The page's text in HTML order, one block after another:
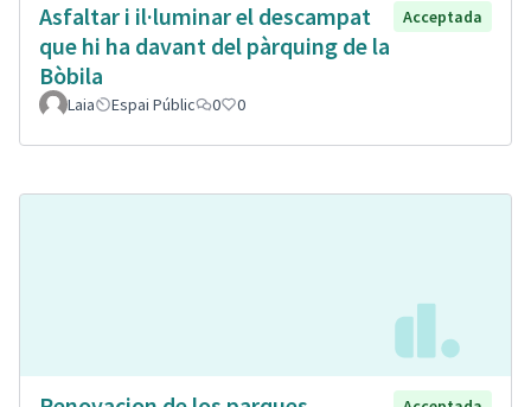
Asfaltar i il·luminar el descampat
que hi ha davant del pàrquing de la
Bòbila
Acceptada
Laia Espai Públic 0 0